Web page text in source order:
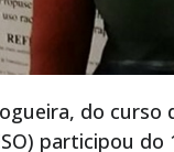
do curso
participou do